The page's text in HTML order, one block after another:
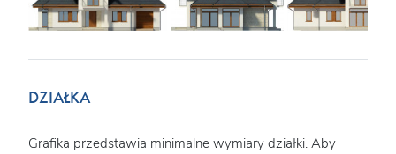
DZIAŁKA
Grafika przedstawia minimalne wymiary działki. Aby